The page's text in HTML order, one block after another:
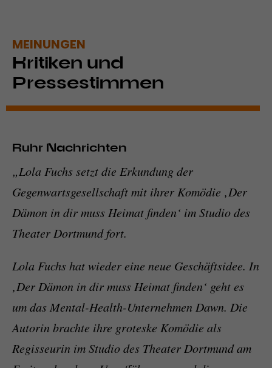
MEINUNGEN
Kritiken und
Pressestimmen
Ruhr Nachrichten
„Lola Fuchs setzt die Erkundung der
Gegenwartsgesellschaft mit ihrer Komödie ‚Der
Dämon in dir muss Heimat finden‘ im Studio des
Theater Dortmund fort.
Lola Fuchs hat wieder eine neue Geschäftsidee. In
‚Der Dämon in dir muss Heimat finden‘ geht es
um das Mental-Health-Unternehmen Dawn. Die
Autorin brachte ihre groteske Komödie als
Regisseurin im Studio des Theater Dortmund am